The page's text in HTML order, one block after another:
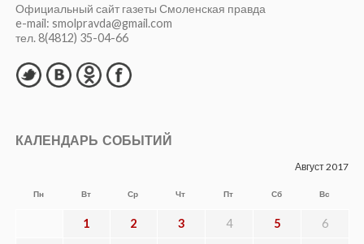
Официальный сайт газеты Смоленская правда
e-mail: smolpravda@gmail.com
тел. 8(4812) 35-04-66
КАЛЕНДАРЬ СОБЫТИЙ
Август 2017
Пн Вт Ср Чт Пт Сб Вс
1 2 3 4 5 6